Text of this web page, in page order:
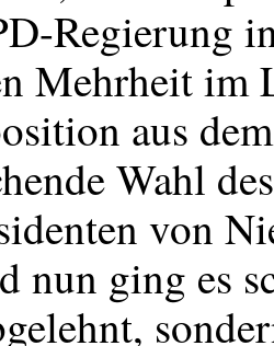
-Regierung
Mehrheit
aus
Wahl
von
nun ging es